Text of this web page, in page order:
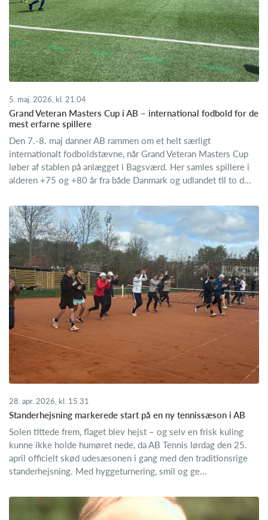
5. maj. 2026, kl. 21.04
Grand Veteran Masters Cup i AB – international fodbold for de
mest erfarne spillere
Den 7.-8. maj danner AB rammen om et helt særligt
internationalt fodboldstævne, når Grand Veteran Masters Cup
løber af stablen på anlægget i Bagsværd. Her samles spillere i
alderen +75 og +80 år fra både Danmark og udlandet til to d...
28. apr. 2026, kl. 15.31
Standerhejsning markerede start på en ny tennissæson i AB
Solen tittede frem, flaget blev hejst – og selv en frisk kuling
kunne ikke holde humøret nede, da AB Tennis lørdag den 25.
april officielt skød udesæsonen i gang med den traditionsrige
standerhejsning. Med hyggeturnering, smil og ge...